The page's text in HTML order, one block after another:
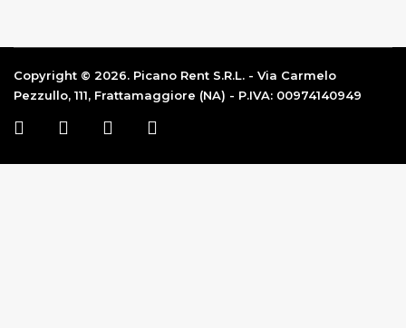
Copyright © 2026. Picano Rent S.R.L. - Via Carmelo
Pezzullo, 111, Frattamaggiore (NA) - P.IVA: 00974140949